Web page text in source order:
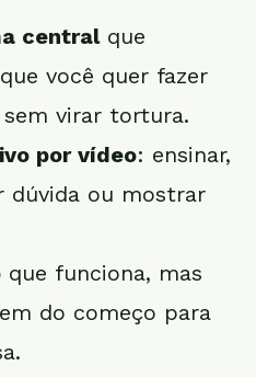
centralque
você quer fazer
virar tortura.
por vídeo: ensinar,
dúvida ou mostrar
que funciona, mas
do começo para